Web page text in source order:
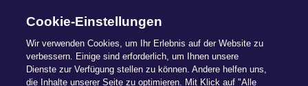
Cookie-Einstellungen
Wir verwenden Cookies, um Ihr Erlebnis auf der Website zu
verbessern. Einige sind erforderlich, um Ihnen unsere
Dienste zur Verfügung stellen zu können. Andere helfen uns,
die Inhalte unserer Seite zu optimieren. Mit Klick auf "Alle